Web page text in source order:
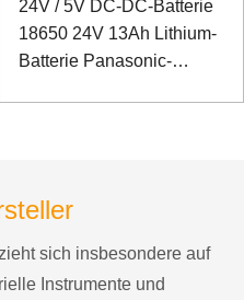
24V / 5V DC-DC-Batterie
18650 24V 13Ah Lithium-
Batterie Panasonic-
sich insbesondere auf
Instrumente und